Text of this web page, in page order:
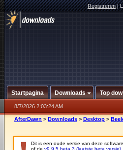
Registreren|
Startpagina Downloads Top
8/7/2026 2:03:24 AM
AfterDawn > Downloads > Desktop >
Dit is een oude versie van deze
of de v9.9.5 beta 3 (laatste beta versie)